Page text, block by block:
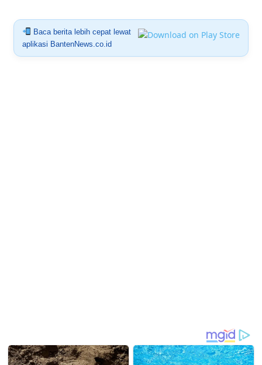
Baca berita lebih cepat lewat
aplikasi BantenNews.co.id